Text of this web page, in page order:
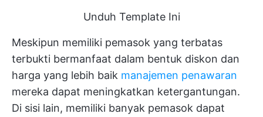
Unduh Template Ini
Meskipun memiliki pemasok yang terbatas
terbukti bermanfaat dalam bentuk diskon dan
harga yang lebih baik manajemen penawaran
mereka dapat meningkatkan ketergantungan.
Di sisi lain, memiliki banyak pemasok dapat